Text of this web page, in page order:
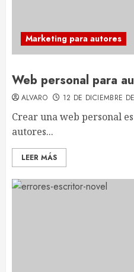
Marketing para autores
Web personal para
ALVARO 12 DE DICIEMBRE
Crear una web personal
autores...
LEER MÁS